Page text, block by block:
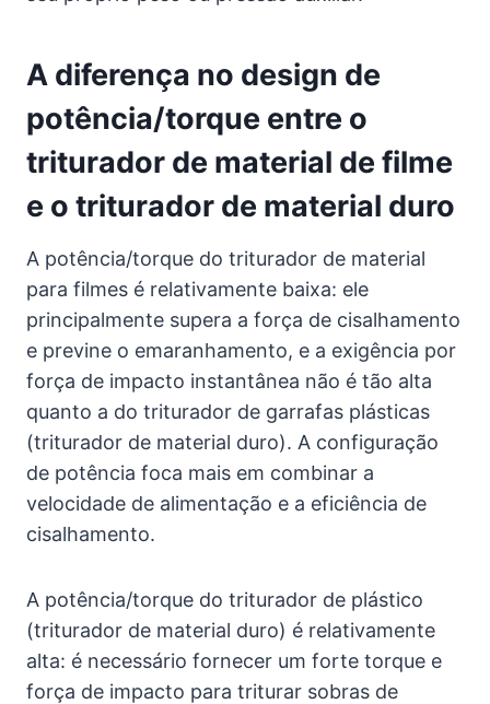
A diferença no design de
potência/torque entre o
triturador de material de filme
e o triturador de material duro
A potência/torque do triturador de material
para filmes é relativamente baixa: ele
principalmente supera a força de cisalhamento
e previne o emaranhamento, e a exigência por
força de impacto instantânea não é tão alta
quanto a do triturador de garrafas plásticas
(triturador de material duro). A configuração
de potência foca mais em combinar a
velocidade de alimentação e a eficiência de
cisalhamento.
A potência/torque do triturador de plástico
(triturador de material duro) é relativamente
alta: é necessário fornecer um forte torque e
força de impacto para triturar sobras de